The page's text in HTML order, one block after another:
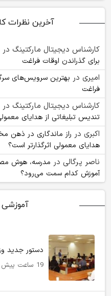
آخرین نظرات
کارشناس دیجیتال مارکتینگ در
برای گذراندن اوقات فراغت
امیری در بهترین سرویس‌های
فراغت
کارشناس دیجیتال مارکتینگ در
تندیس تبلیغاتی از هدایای
اکبری در راز ماندگاری در ذهن
هدایای معمولی اثرگذارتر است؟
ناصر پرگالی در مدرسه، هوش
آموزش کدام سمت می‌رود؟
دستور جدید
19 ساعت پیش